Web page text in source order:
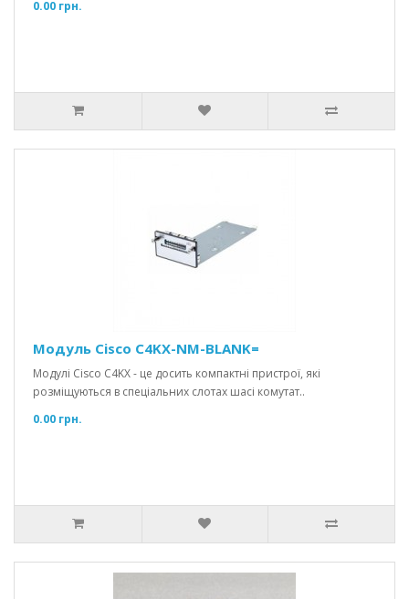
0.00 грн.
Модуль Cisco C4KX-NM-BLANK=
Модулі Cisco C4KX - це досить компактні пристрої, які
розміщуються в спеціальних слотах шасі комутат..
0.00 грн.